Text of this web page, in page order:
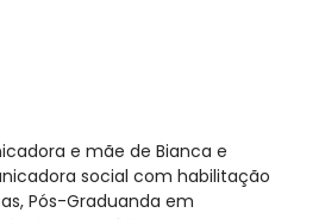
e mãe de Bianca e
social com habilitação
Pós-Graduanda em